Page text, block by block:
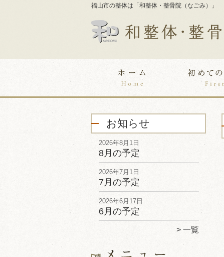
福山市の整体は「和整体・整骨院（なごみ）」
お知らせ
2026年8月1日
8月の予定
2026年7月1日
7月の予定
2026年6月17日
6月の予定
一覧